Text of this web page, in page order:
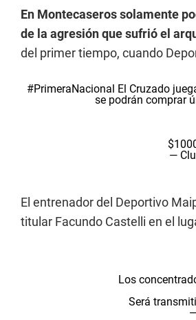
En Montecaseros solamente
de la agresión que sufrió el
del primer tiempo, cuando
#PrimeraNacional El Cruzado
se podrán comprar
—
El entrenador del Deportivo
titular Facundo Castelli en el
Los
Será